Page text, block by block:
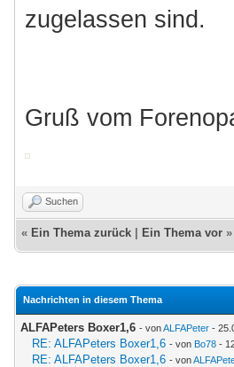
zugelassen sind.
Gruß vom
Suchen
« Ein Thema zurück Ein Thema vor »
Nachrichten in diesem Thema
ALFAPeters Boxer1,6 - vonALFAPeter -
RE: ALFAPeters Boxer1,6 - von Bo78 -
RE: ALFAPeters Boxer1,6 - von